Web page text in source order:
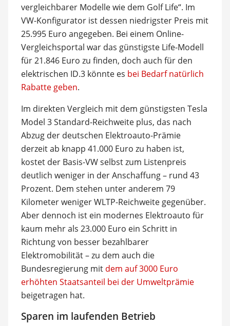
vergleichbarer Modelle wie dem Golf Life“. Im
VW-Konfigurator ist dessen niedrigster Preis mit
25.995 Euro angegeben. Bei einem Online-
Vergleichsportal war das günstigste Life-Modell
für 21.846 Euro zu finden, doch auch für den
elektrischen ID.3 könnte es bei Bedarf natürlich
Rabatte geben.
Im direkten Vergleich mit dem günstigsten Tesla
Model 3 Standard-Reichweite plus, das nach
Abzug der deutschen Elektroauto-Prämie
derzeit ab knapp 41.000 Euro zu haben ist,
kostet der Basis-VW selbst zum Listenpreis
deutlich weniger in der Anschaffung – rund 43
Prozent. Dem stehen unter anderem 79
Kilometer weniger WLTP-Reichweite gegenüber.
Aber dennoch ist ein modernes Elektroauto für
kaum mehr als 23.000 Euro ein Schritt in
Richtung von besser bezahlbarer
Elektromobilität – zu dem auch die
Bundesregierung mit dem auf 3000 Euro
erhöhten Staatsanteil bei der Umweltprämie
beigetragen hat.
Sparen im laufenden Betrieb